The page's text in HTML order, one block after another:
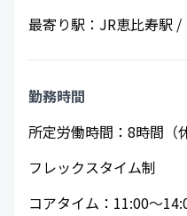
最寄り駅：JR恵比寿駅
​勤務時間
所定労働時間：8時間（
フレックスタイム制
コアタイム：11:00～